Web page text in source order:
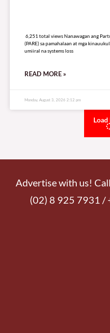
6,251 total views Nanawagan ang
(PARE) sa pamahalaan at mga
umiiral na systems loss
READ MORE »
Monday, August 3, 2026 2:12 pm
Advertise with us!
(02) 8 925 7931 /